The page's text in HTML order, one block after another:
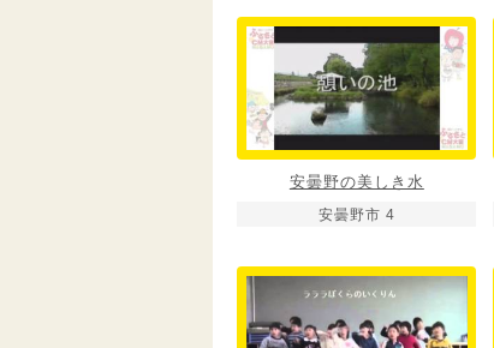
安曇野の美しき水
安曇野市 4